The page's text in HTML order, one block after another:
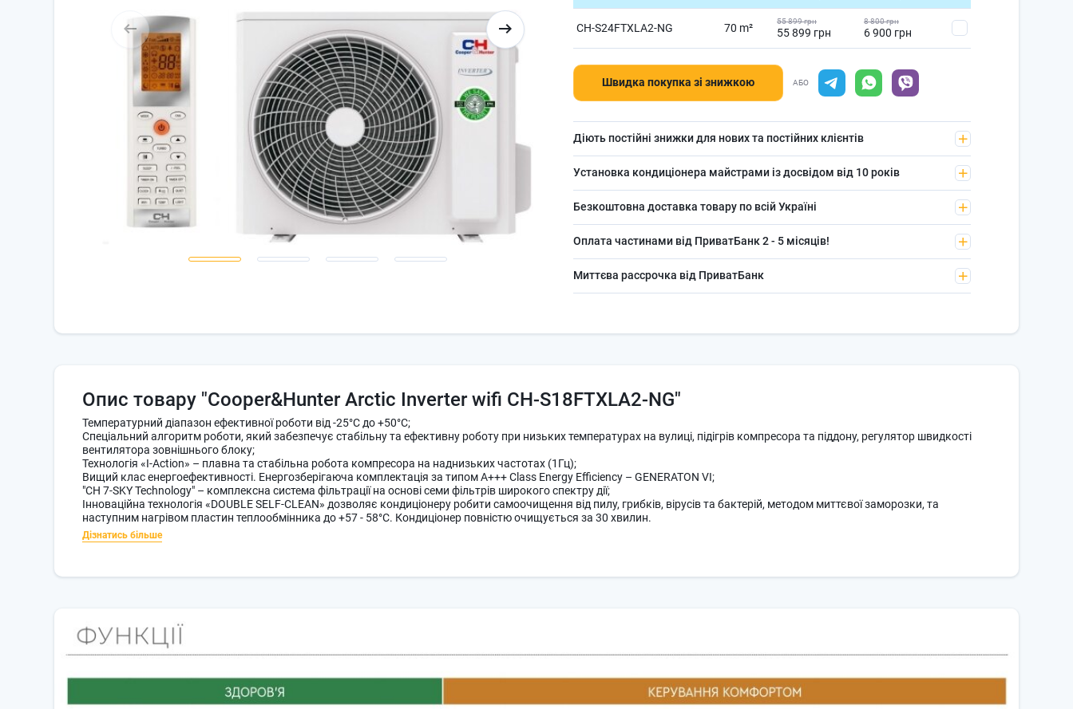
CH-S24FTXLA2-NG 70 m²
55 899 грн
55 899 грн
8 800 грн
6 900 грн
Швидка покупка зі знижкою АБО
Діють постійні знижки для нових та постійних клієнтів
Установка кондиціонера майстрами із досвідом від 10 років
Безкоштовна доставка товару по всій Україні
Оплата частинами від ПриватБанк 2 - 5 місяців!
Миттєва рассрочка від ПриватБанк
Опис товару "Cooper&Hunter Arctic Inverter wifi CH-S18FTXLA2-NG"
Температурний діапазон ефективної роботи від -25°С до +50°С;
Спеціальний алгоритм роботи, який забезпечує стабільну та ефективну роботу при низьких температурах на вулиці, підігрів компресора та піддону, регулятор швидкості
вентилятора зовнішнього блоку;
Технологія «I-Action» – плавна та стабільна робота компресора на наднизьких частотах (1Гц);
Вищий клас енергоефективності. Енергозберігаюча комплектація за типом А+++ Class Energy Efficiency – GENERATON VI;
"CH 7-SKY Technology" – комплексна система фільтрації на основі семи фільтрів широкого спектру дії;
Інноваційна технологія «DOUBLE SELF-CLEAN» дозволяє кондиціонеру робити самоочищення від пилу, грибків, вірусів та бактерій, методом миттєвої заморозки, та
наступним нагрівом пластин теплообмінника до +57 - 58°C. Кондиціонер повністю очищується за 30 хвилин.
Дізнатись більше